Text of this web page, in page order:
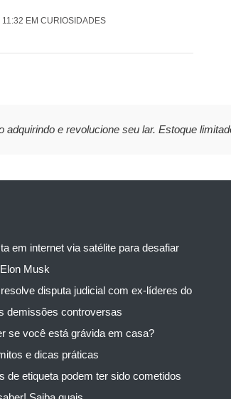
EM CURIOSIDADES
e revolucione seu lar. Estoque
em internet via satélite para desafiar
Musk
disputa judicial com ex-líderes do
demissões controversas
se você está grávida em casa?
e dicas práticas
de etiqueta podem ter sido cometidos